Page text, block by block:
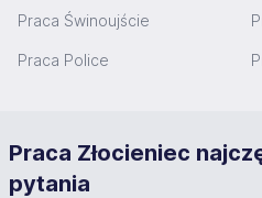
Praca Świnoujście
Praca Police
Praca Złocieniec
pytania